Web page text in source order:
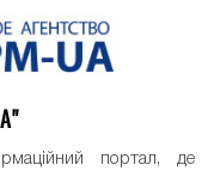
портал, де